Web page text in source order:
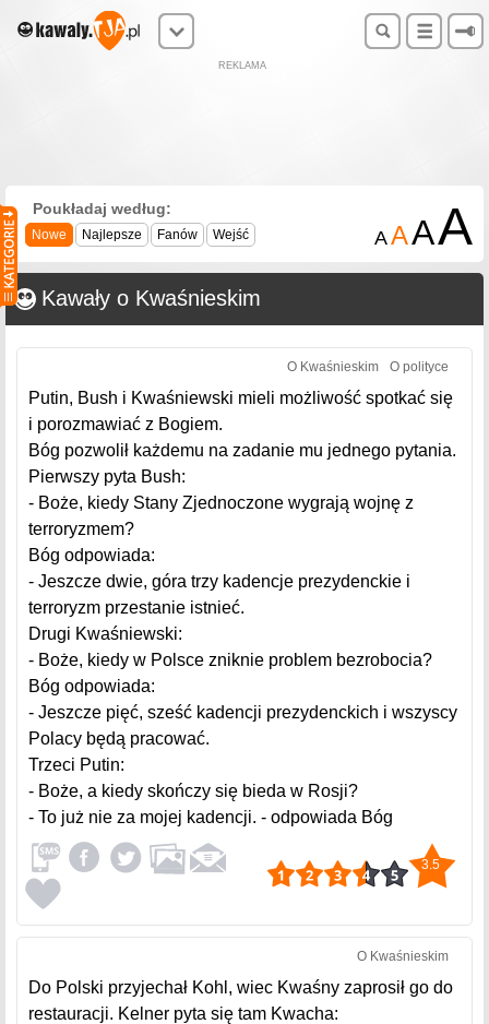
REKLAMA
AAAA
Poukładaj według:
Nowe Najlepsze Fanów Wejść
Kawały o Kwaśnieskim
O Kwaśnieskim O polityce
Putin, Bush i Kwaśniewski mieli możliwość spotkać się
i porozmawiać z Bogiem.
Bóg pozwolił każdemu na zadanie mu jednego pytania.
Pierwszy pyta Bush:
- Boże, kiedy Stany Zjednoczone wygrają wojnę z
terroryzmem?
Bóg odpowiada:
- Jeszcze dwie, góra trzy kadencje prezydenckie i
terroryzm przestanie istnieć.
Drugi Kwaśniewski:
- Boże, kiedy w Polsce zniknie problem bezrobocia?
Bóg odpowiada:
- Jeszcze pięć, sześć kadencji prezydenckich i wszyscy
Polacy będą pracować.
Trzeci Putin:
- Boże, a kiedy skończy się bieda w Rosji?
- To już nie za mojej kadencji. - odpowiada Bóg
3.5
O Kwaśnieskim
Do Polski przyjechał Kohl, wiec Kwaśny zaprosił go do
restauracji. Kelner pyta się tam Kwacha: